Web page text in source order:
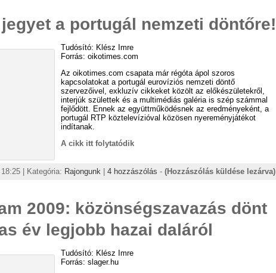
a portugál nemzeti döntőre!
Tudósító: Klész Imre
Forrás: oikotimes.com
Az oikotimes.com csapata már régóta ápol szoros
kapcsolatokat a portugál eurovíziós nemzeti döntő
szervezőivel, exkluzív cikkeket közölt az előkészületekről,
interjúk születtek és a multimédiás galéria is szép számmal
fejlődött. Ennek az együttműködésnek az eredményeként, a
portugál RTP köztelevízióval közösen nyereményjátékot
indítanak.
A cikk itt folytatódik
| Kategória: Rajongunk 4 hozzászólás - (Hozzászólás küldése lezárva)
2009: közönségszavazás dönt
év legjobb hazai daláról
Tudósító: Klész Imre
Forrás: slager.hu